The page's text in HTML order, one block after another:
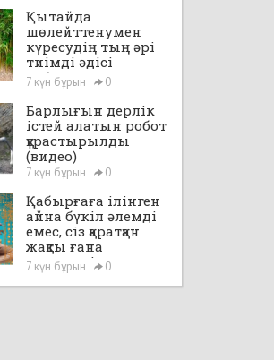
Қытайда
шөлейттенумен
күресудің тың әрі
тиімді әдісі
табылды
7 күн бұрын 0
Барлығын дерлік
істей алатын робот
құрастырылды
(видео)
7 күн бұрын 0
Қабырғаға ілінген
айна бүкіл әлемді
емес, сіз қаратқан
жақты ғана
көрсетеді
7 күн бұрын 0